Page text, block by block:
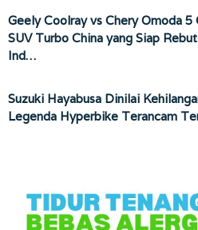
Geely Coolray vs Chery Omoda 5
SUV Turbo China yang Siap
Ind…
Suzuki Hayabusa Dinilai
Legenda Hyperbike Terancam